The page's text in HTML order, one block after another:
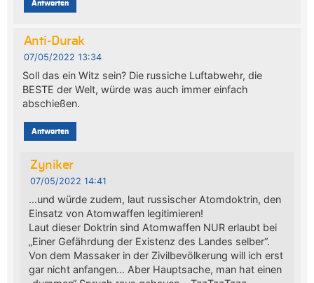
Antworten
Anti-Durak
07/05/2022 13:34
Soll das ein Witz sein? Die russiche Luftabwehr, die
BESTE der Welt, würde was auch immer einfach
abschießen.
Antworten
Zyniker
07/05/2022 14:41
…und würde zudem, laut russischer Atomdoktrin, den
Einsatz von Atomwaffen legitimieren!
Laut dieser Doktrin sind Atomwaffen NUR erlaubt bei
„Einer Gefährdung der Existenz des Landes selber“.
Von dem Massaker in der Zivilbevölkerung will ich erst
gar nicht anfangen… Aber Hauptsache, man hat einen